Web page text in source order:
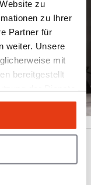
zu
zu Ihrer
Partner für
weiter. Unsere
mit
bereitgestellt